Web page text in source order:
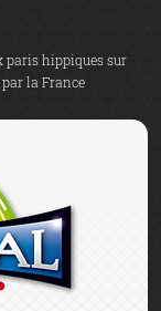
paris hippiques sur
la France